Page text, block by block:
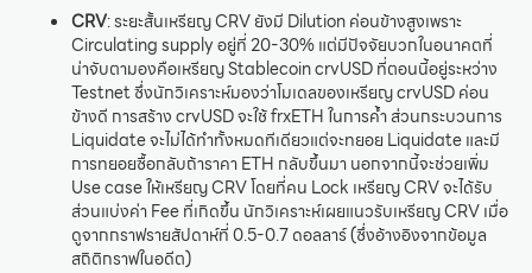
CRV: ระยะสั้นเหรียญ CRV ยังมี Dilution ค่อนข้างสูงเพราะ
Circulating supply อยู่ที่ 20-30% แต่มีปัจจัยบวกในอนาคตที่
น่าจับตามองคือเหรียญ Stablecoin crvUSD ที่ตอนนี้อยู่ระหว่าง
Testnet ซึ่งนักวิเคราะห์มองว่าโมเดลของเหรียญ crvUSD ค่อน
ข้างดี การสร้าง crvUSD จะใช้ frxETH ในการค้ำ ส่วนกระบวนการ
Liquidate จะไม่ได้ทำทั้งหมดทีเดียวแต่จะทยอย Liquidate และมี
การทยอยซื้อกลับถ้าราคา ETH กลับขึ้นมา นอกจากนี้จะช่วยเพิ่ม
Use case ให้เหรียญ CRV โดยที่คน Lock เหรียญ CRV จะได้รับ
ส่วนแบ่งค่า Fee ที่เกิดขึ้น นักวิเคราะห์เผยแนวรับเหรียญ CRV เมื่อ
ดูจากกราฟรายสัปดาห์ที่ 0.5-0.7 ดอลลาร์ (ซึ่งอ้างอิงจากข้อมูล
สถิติกราฟในอดีต)